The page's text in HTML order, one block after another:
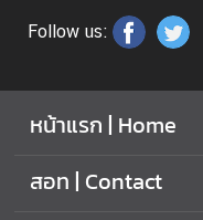
ก
ร
ต่
ง
ป
Follow us:
หน้าแรก | Home
สอท | Contact